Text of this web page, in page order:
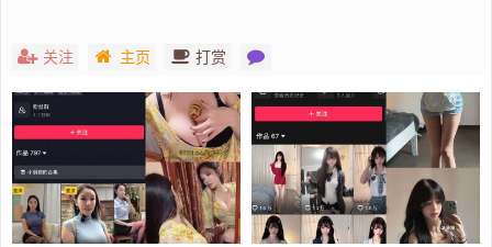
关注 主页 打赏